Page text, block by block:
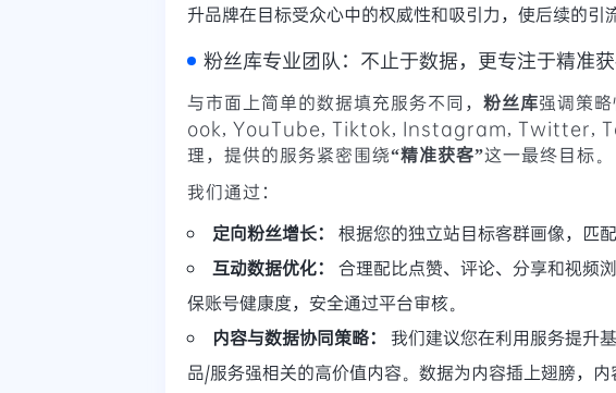
升品牌在目标受众心中的权威性和吸引力，使后续的引
粉丝库专业团队：不止于数据，更专注于精准
与市面上简单的数据填充服务不同， 粉丝库强调策
ook, YouTube, Tiktok, Instagram, Twitter,
理，提供的服务紧密围绕“精准获客”这一最终目标。
我们通过：
定向粉丝增长：
根据您的独立站目标客群画像，匹
互动数据优化：
合理配比点赞、评论、分享和视频
保账号健康度，安全通过平台审核。
内容与数据协同策略：
我们建议您在利用服务提升
品/服务强相关的高价值内容。数据为内容插上翅膀，